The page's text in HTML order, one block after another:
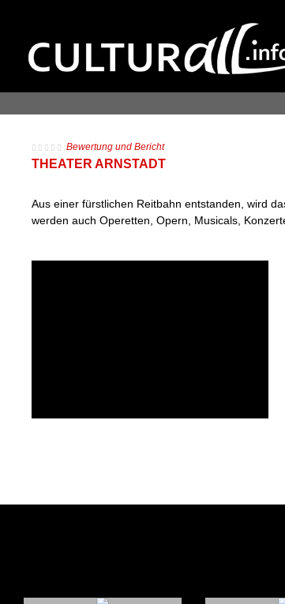
Bewertung und Bericht
THEATER ARNSTADT
Aus einer fürstlichen Reitbahn entstanden, wird
werden auch Operetten, Opern, Musicals,